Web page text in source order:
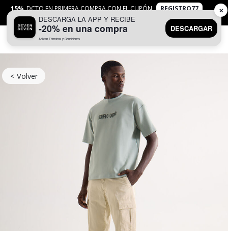
15% DCTO EN PRIMERA COMPRA CON EL CUPÓN
REGISTRO77
APLICANTYC
< Volver
DESCARGA LA APP Y RECIBE
-20% en una compra
Aplican Términos y Condiciones
DESCARGAR
✕